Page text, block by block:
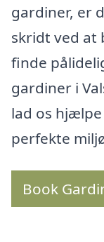
gardiner, er
skridt ved at
finde
gardiner i
lad os
perfekte
Book